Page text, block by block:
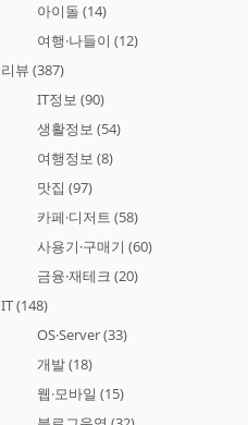
아이돌 (14)
여행·나들이 (12)
리뷰 (387)
IT정보 (90)
생활정보 (54)
여행정보 (8)
맛집 (97)
카페·디저트 (58)
사용기·구매기 (60)
금융·재테크 (20)
IT(148)
OS·Server(33)
개발(18)
웹·모바일 (15)